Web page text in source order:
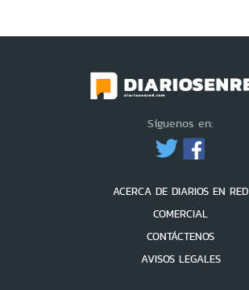
Síguenos en:
ACERCA DE DIARIOS EN RED
COMERCIAL
CONTÁCTENOS
AVISOS LEGALES